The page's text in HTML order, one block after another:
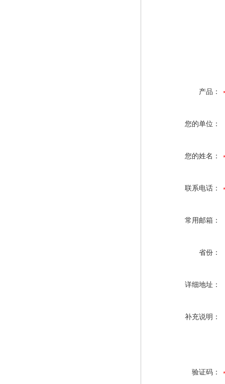
产品：
您的单位：
您的姓名：
联系电话：
常用邮箱：
省份：
详细地址：
补充说明：
验证码：